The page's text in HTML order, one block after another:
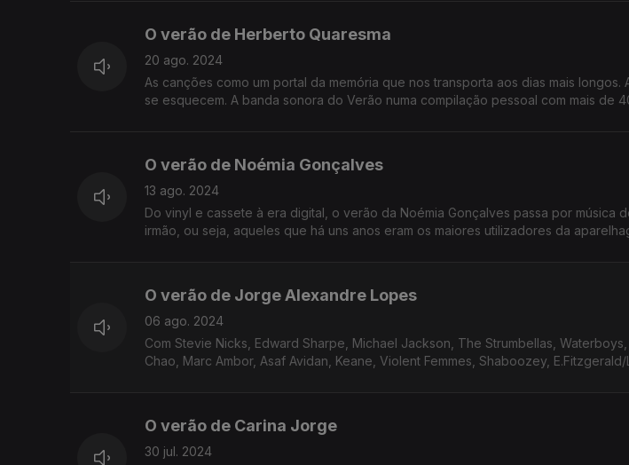
O verão de Herberto Quaresma
20 ago. 2024
As canções como um portal da memória que nos transporta aos dias mais
se esquecem. A banda sonora do Verão numa compilação pessoal com mais de
O verão de Noémia Gonçalves
13 ago. 2024
Do vinyl e cassete à era digital, o verão da Noémia Gonçalves passa por música
irmão, ou seja, aqueles que há uns anos eram os maiores utilizadores da
O verão de Jorge Alexandre Lopes
06 ago. 2024
Com Stevie Nicks, Edward Sharpe, Michael Jackson, The Strumbellas,
Chao, Marc Ambor, Asaf Avidan, Keane, Violent Femmes, Shaboozey, E.Fitzgerald/
O verão de Carina Jorge
30 jul. 2024